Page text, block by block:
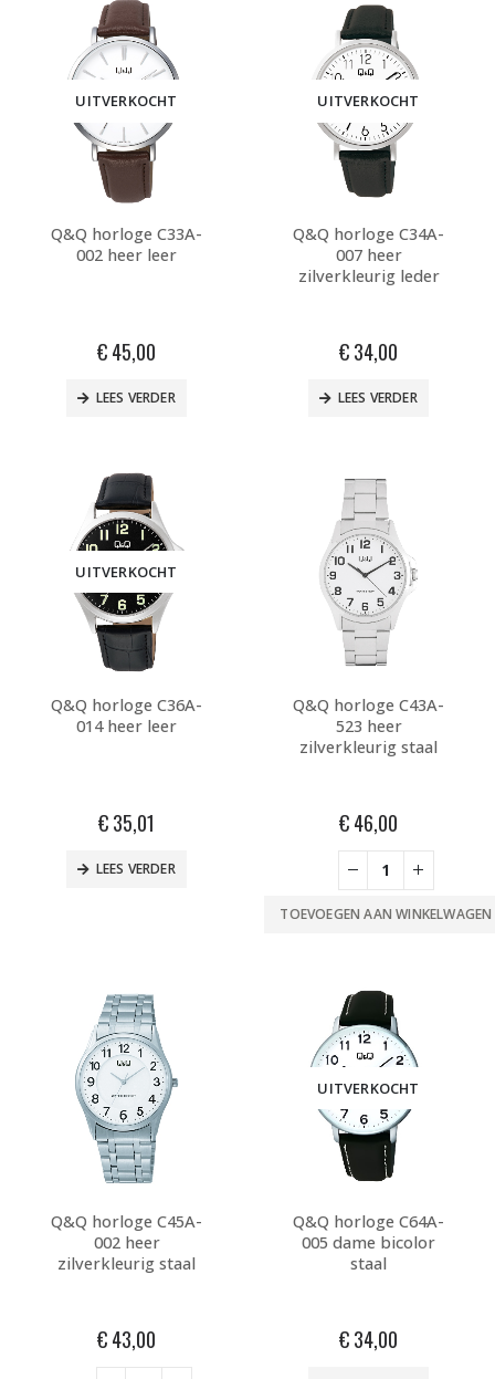
UITVERKOCHT
Q&Q horloge C33A-
002 heer leer
€45,00
LEES VERDER
UITVERKOCHT
Q&Q horloge C34A-
007 heer
zilverkleurig leder
€34,00
LEES VERDER
UITVERKOCHT
Q&Q horloge C36A-
014 heer leer
€35,01
LEES VERDER
Q&Q horloge C43A-
523 heer
zilverkleurig staal
€46,00
TOEVOEGEN AAN WINKELWAGEN
Q&Q horloge C45A-
002 heer
zilverkleurig staal
€43,00
UITVERKOCHT
Q&Q horloge C64A-
005 dame bicolor
staal
€34,00